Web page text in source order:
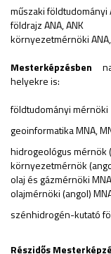
műszaki földtudományi
földrajz ANA, ANK
környezetmérnöki
Mesterképzésben
helyekre is:
földtudományi
geoinformatika MNA,
hidrogeológus mérnök
környezetmérnök
olaj és gázmérnöki
olajmérnöki (angol)
szénhidrogén-kutató
Részidős